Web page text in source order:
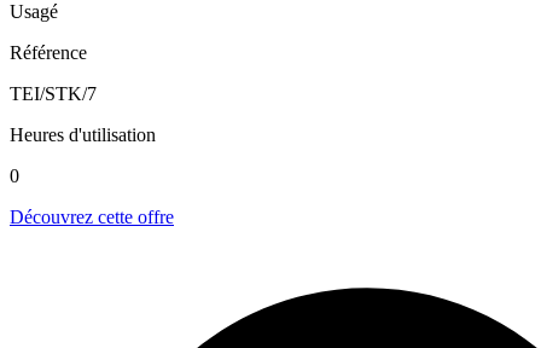
Usagé
Référence
TEI/STK/7
Heures d'utilisation
0
Découvrez cette offre